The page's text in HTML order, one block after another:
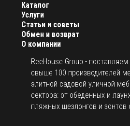
О компании
ReeHouse Group -
свыше 100 производителей
элитной садовой уличной
сектора: от обеденных и
пляжных шезлонгов и зонтов
Каталог
Услуги
Статьи и советы
Обмен и возврат